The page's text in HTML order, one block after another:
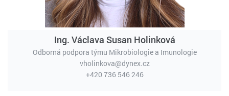
Ing. Václava Susan Holinková
Odborná podpora týmu Mikrobiologie a Imunologie
vholinkova@dynex.cz
+420 736 546 246